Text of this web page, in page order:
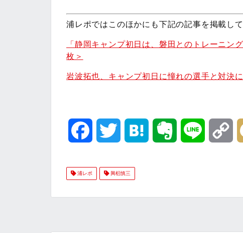
浦レポではこのほかにも下記の記事を掲載して
「静岡キャンプ初日は、磐田とのトレーニン
枚＞
岩波拓也、キャンプ初日に憧れの選手と対決に
c i
浦レポ 興梠慎三